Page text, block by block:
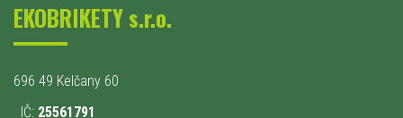
EKOBRIKETY s.r.o.
696 49 Kelčany 60
IČ: 25561791